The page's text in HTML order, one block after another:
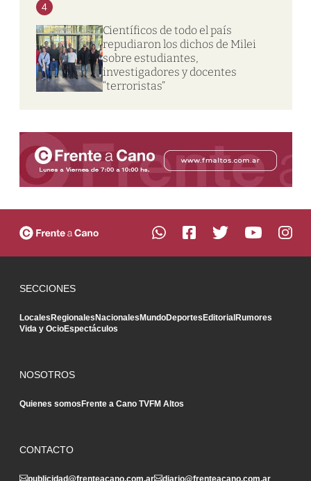
4
Científicos de todo el país
repudiaron los dichos de Milei
sobre estudiantes,
investigadores y docentes
“terroristas”
SECCIONES
LocalesRegionalesNacionalesMundoDeportesEditorialRumores
Vida y OcioEspectáculos
NOSOTROS
Quienes somosFrente a Cano TVFM Altos
CONTACTO
publicidad@frenteacano.com.ar diario@frenteacano.com.ar